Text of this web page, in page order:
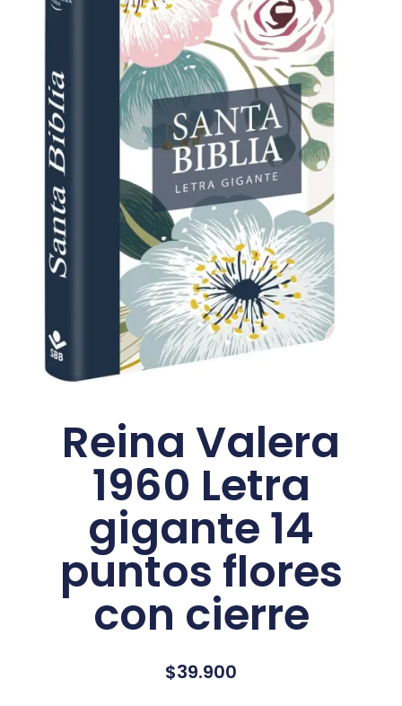
Reina Valera
1960 Letra
gigante 14
puntos flores
con cierre
$39.900